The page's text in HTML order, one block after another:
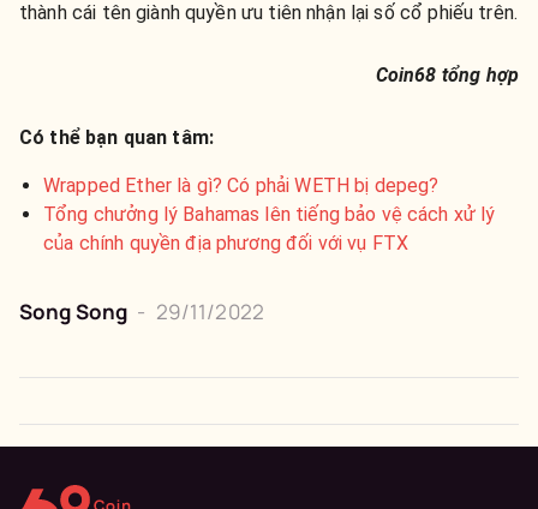
thành cái tên giành quyền ưu tiên nhận lại số cổ phiếu trên.
Coin68 tổng hợp
Có thể bạn quan tâm:
Wrapped Ether là gì? Có phải WETH bị depeg?
Tổng chưởng lý Bahamas lên tiếng bảo vệ cách xử lý
của chính quyền địa phương đối với vụ FTX
Song Song - 29/11/2022